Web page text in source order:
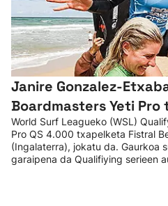
Janire Gonzalez-
Boardmasters Yeti
World Surf Leagueko (WSL)
Pro QS 4.000 txapelketa Fistral
(Ingalaterra), jokatu da. Gaurkoa
garaipena da Qualifiying serieen